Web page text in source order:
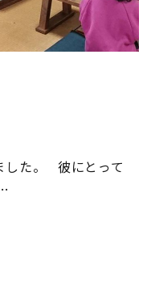
した。 彼にとって